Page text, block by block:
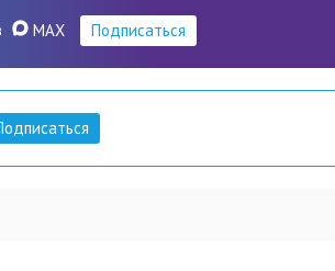
MAX Подписаться